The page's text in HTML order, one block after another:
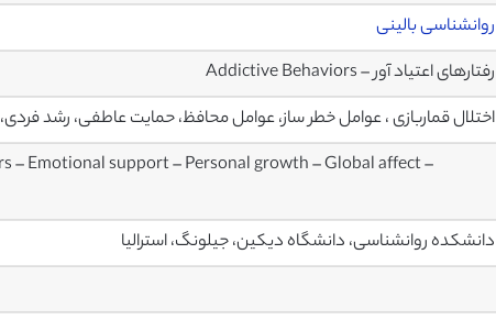
روانشناسی بالینی
رفتارهای اعتیاد آور – Addictive Behaviors
اختلال قماربازی ، عوامل خطر ساز، عوامل محافظ، حمایت عاطفی، رشد
– Emotional support – Personal growth – Global affect –
دانشکده روانشناسی، دانشگاه دیکین، جیلونگ، استرالیا